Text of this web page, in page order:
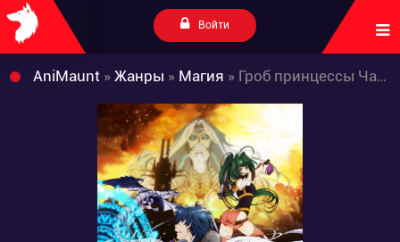
Войти
AniMaunt » Жанры » Магия » Гроб принцессы Чайки 2: Возмездие